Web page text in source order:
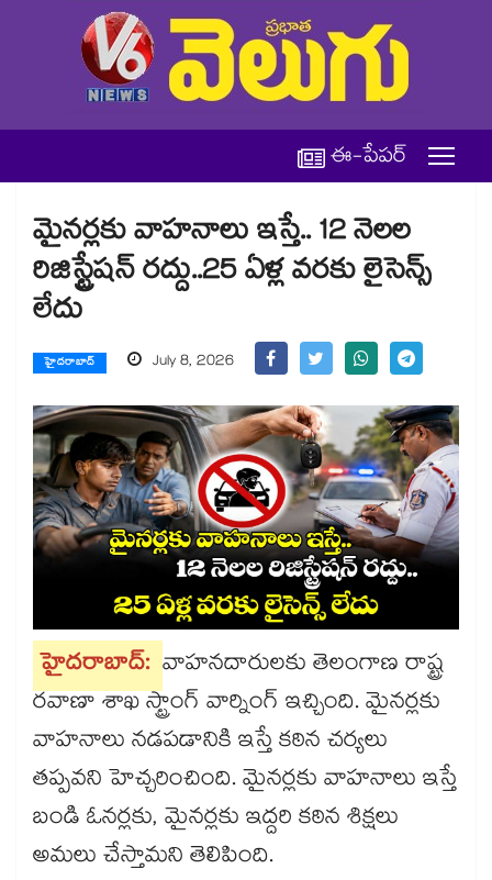
ఈ-పేపర్
మైనర్లకు వాహనాలు ఇస్తే.. 12 నెలల
రిజిస్ట్రేషన్ రద్దు..25 ఏళ్ల వరకు లైసెన్స్
లేదు
హైదరాబాద్ July 8, 2026
హైదరాబాద్: వాహనదారులకు తెలంగాణ రాష్ట్ర
రవాణా శాఖ స్ట్రాంగ్ వార్నింగ్ ఇచ్చింది. మైనర్లకు
వాహనాలు నడపడానికి ఇస్తే కఠిన చర్యలు
తప్పవని హెచ్చరించింది. మైనర్లకు వాహనాలు ఇస్తే
బండి ఓనర్లకు, మైనర్లకు ఇద్దరి కఠిన శిక్షలు
అమలు చేస్తామని తెలిపింది.